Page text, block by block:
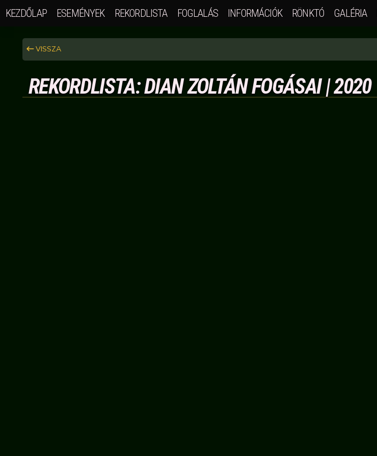
KEZDŐLAP ESEMÉNYEK REKORDLISTA FOGLALÁS INFORMÁCIÓK RÖNKTÓ GALÉRIA
VISSZA
REKORDLISTA: DIAN ZOLTÁN FOGÁSAI | 2020